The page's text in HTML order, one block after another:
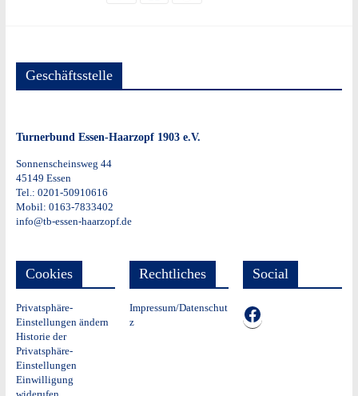
Geschäftsstelle
Turnerbund Essen-Haarzopf 1903 e.V.
Sonnenscheinsweg 44
45149 Essen
Tel.: 0201-50910616
Mobil: 0163-7833402
info@tb-essen-haarzopf.de
Cookies
Privatsphäre-
Einstellungen ändern
Historie der
Privatsphäre-
Einstellungen
Einwilligung
Rechtliches
Impressum/Datenschut
z
Social
TB auf Facebook